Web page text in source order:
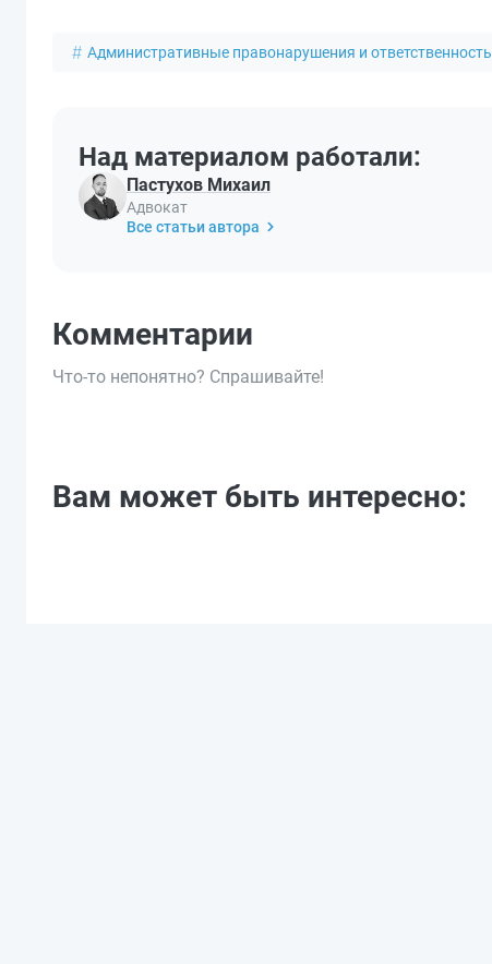
Административные правонарушения и ответственность
Над материалом работали:
Пастухов Михаил
Адвокат
Все статьи автора
Комментарии
Что-то непонятно? Спрашивайте!
Вам может быть интересно: